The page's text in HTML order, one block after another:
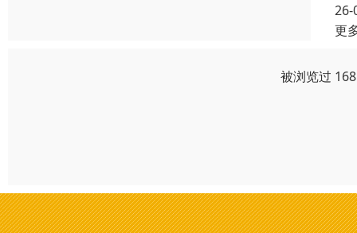
26-
更
被浏览过